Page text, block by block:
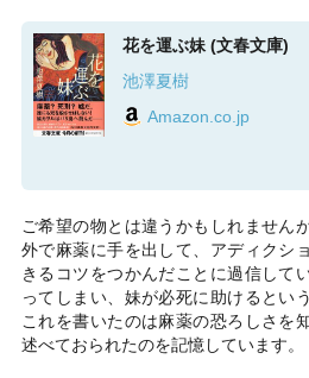
花を運ぶ妹 (文春文庫)
池澤夏樹
Amazon.co.jp
ご希望の物とは違うかもしれません
外で麻薬に手を出して、アディクシ
きるコツをつかんだことに過信して
ってしまい、妹が必死に助けるとい
これを書いたのは麻薬の恐ろしさを
述べておられたのを記憶しています。